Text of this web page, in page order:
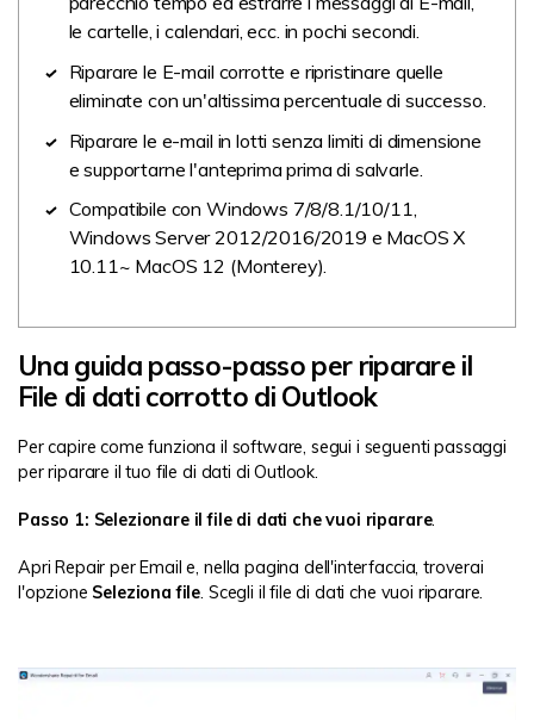
le cartelle, i calendari, ecc. in pochi secondi.
Riparare le E-mail corrotte e ripristinare quelle
eliminate con un'altissima percentuale di successo.
Riparare le e-mail in lotti senza limiti di dimensione
e supportarne l'anteprima prima di salvarle.
Compatibile con Windows 7/8/8.1/10/11,
Windows Server 2012/2016/2019 e MacOS X
10.11~ MacOS 12 (Monterey).
Una guida passo-passo per riparare il
File di dati corrotto di Outlook
Per capire come funziona il software, segui i seguenti passaggi
per riparare il tuo file di dati di Outlook.
Passo 1: Selezionare il file di dati che vuoi riparare.
Apri Repair per Email e, nella pagina dell'interfaccia, troverai
l'opzione Seleziona file. Scegli il file di dati che vuoi riparare.